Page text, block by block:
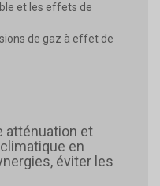
et les effets de
de gaz à effet de
atténuation et
en
éviter les